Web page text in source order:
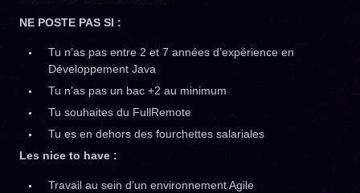
NE POSTE PAS SI :
Tu n’as pas entre 2 et 7 années d’expérience en
Développement Java
Tu n’as pas un bac +2 au minimum
Tu souhaites du FullRemote
Tu es en dehors des fourchettes salariales
Les nice to have :
Travail au sein d’un environnement Agile